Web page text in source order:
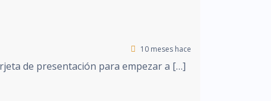
10 meses hace
de presentación para empezar a […]